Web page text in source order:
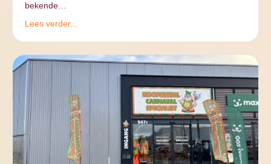
bekende…
Lees verder...